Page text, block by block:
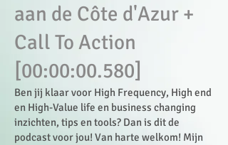
aan de Côte d'Azur +
Call To Action
[00:00:00.580]
Ben jij klaar voor High Frequency, High end
en High-Value life en business changing
inzichten, tips en tools? Dan is dit de
podcast voor jou! Van harte welkom! Mijn